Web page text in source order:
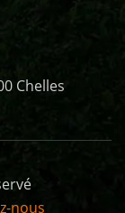
Chelles
nous